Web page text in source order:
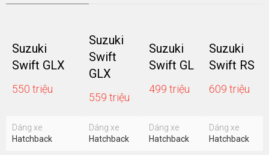
Suzuki
Swift GLX
550 triệu
Suzuki
Swift
GLX
559 triệu
Suzuki
Swift GL
499 triệu
Suzuki
Swift RS
609 triệu
Dáng xe
Hatchback
Dáng xe
Hatchback
Dáng xe
Hatchback
Dáng xe
Hatchback